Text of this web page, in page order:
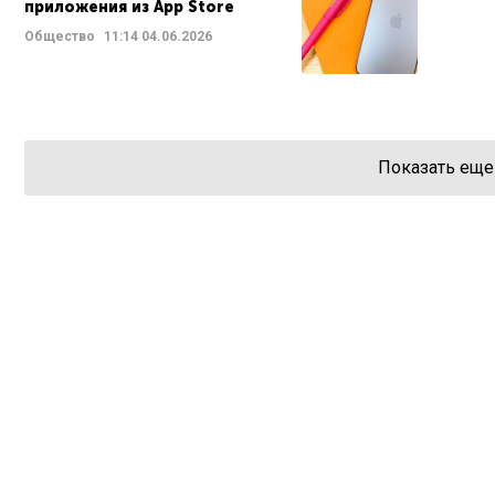
приложения из App Store
Общество 11:14 04.06.2026
Показать